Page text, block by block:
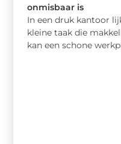
onmisbaar is
In een druk kantoor
kleine taak die
kan een schone